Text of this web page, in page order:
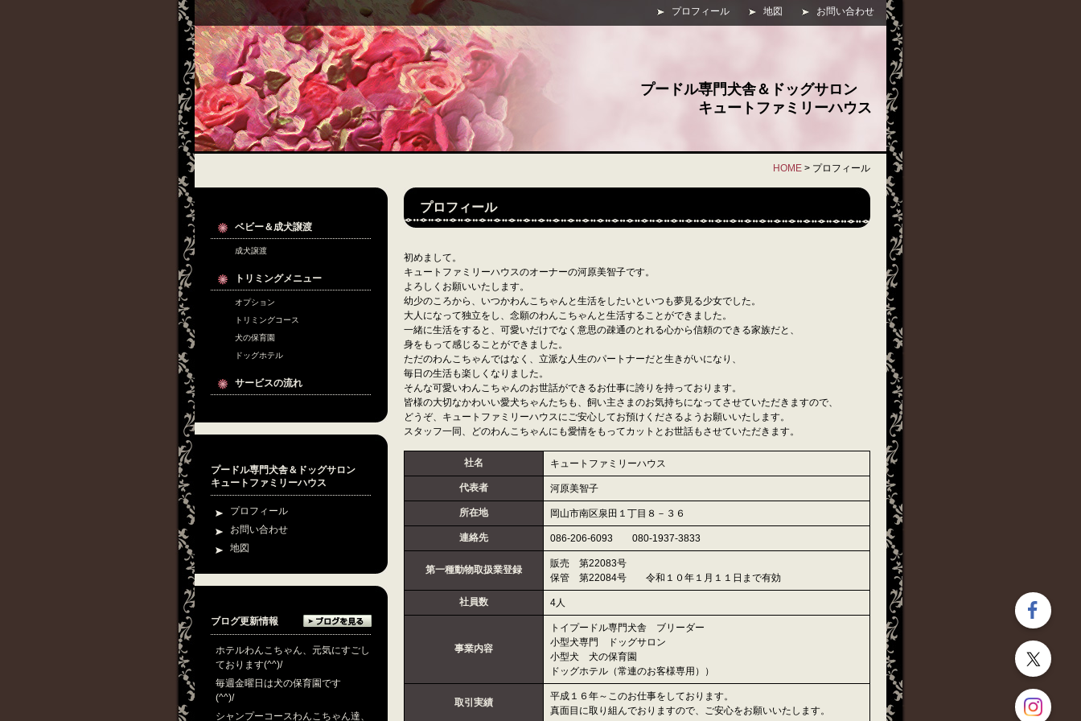
プロフィール 地図 お問い合わせ
プードル専門犬舎＆ドッグサロン
キュートファミリーハウス
HOME > プロフィール
ベビー＆成犬譲渡
成犬譲渡
トリミングメニュー
オプション
トリミングコース
犬の保育園
ドッグホテル
サービスの流れ
プードル専門犬舎＆ドッグサロン
キュートファミリーハウス
プロフィール
お問い合わせ
地図
ブログ更新情報
ホテルわんこちゃん、元気にすごし
ております(^^)/(26.08.08)
毎週金曜日は犬の保育園です
(^^)/(26.08.07)
シャンプーコースわんこちゃん達、
プロフィール
初めまして。
キュートファミリーハウスのオーナーの河原美智子です。
よろしくお願いいたします。
幼少のころから、いつかわんこちゃんと生活をしたいといつも夢見る少女でした。
大人になって独立をし、念願のわんこちゃんと生活することができました。
一緒に生活をすると、可愛いだけでなく意思の疎通のとれる心から信頼のできる家族だと、
身をもって感じることができました。
ただのわんこちゃんではなく、立派な人生のパートナーだと生きがいになり、
毎日の生活も楽しくなりました。
そんな可愛いわんこちゃんのお世話ができるお仕事に誇りを持っております。
皆様の大切なかわいい愛犬ちゃんたちも、飼い主さまのお気持ちになってさせていただきますので、
どうぞ、キュートファミリーハウスにご安心してお預けくださるようお願いいたします。
スタッフ一同、どのわんこちゃんにも愛情をもってカットとお世話もさせていただきます。
社名 キュートファミリーハウス
代表者 河原美智子
所在地 岡山市南区泉田１丁目８－３６
連絡先 086-206-6093 080-1937-3833
第一種動物取扱業登録
販売 第22083号
保管 第22084号 令和１０年１月１１日まで有効
社員数 4人
事業内容
トイプードル専門犬舎 ブリーダー
小型犬専門 ドッグサロン
小型犬 犬の保育園
ドッグホテル（常連のお客様専用））
取引実績
平成１６年～このお仕事をしております。
真面目に取り組んでおりますので、ご安心をお願いいたします。